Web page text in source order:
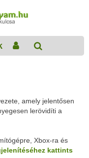
amely jelentősen
lerövidíti a
Xbox-ra és
kattints